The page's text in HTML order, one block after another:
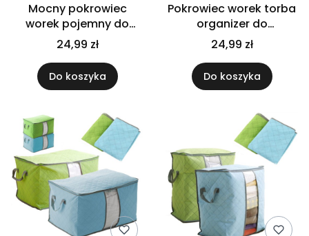
Mocny pokrowiec
worek pojemny do
przechowywania
pościeli zabawek ubrań
miś
24,99 zł
Do koszyka
Pokrowiec worek torba
organizer do
przechowywania
zabawek ubran pościeli
24,99 zł
Do koszyka